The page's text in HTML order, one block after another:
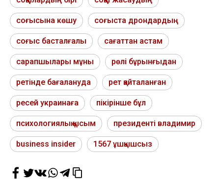
соғысына көшу соғыста дрондардың
соғыс басталғалы сағаттан астам
сарапшылары мұны рөлі бұрынғыдан
ретінде бағалануда рет қайталанған
ресей украинаға пікірінше бұл
психологиялық қысым президенті владимир
business insider 1567 ұшқышсыз